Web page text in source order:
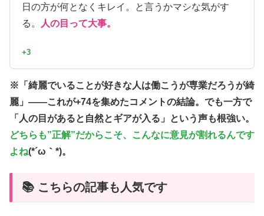
日の方が何となくキレイ。と言うかマシな気がす
る。
人の目って大事。
+3
※「綺麗でいることが好きな人は働こうが専業だろうが綺
麗」——これが+74を集めたコメントの結論。でも一方で
「人の目があると自然とギアが入る」という声も根強い。
どちらも”正解”だからこそ、こんなに意見が割れるんです
よね(*´ω｀*)。
📚 こちらの記事も人気です